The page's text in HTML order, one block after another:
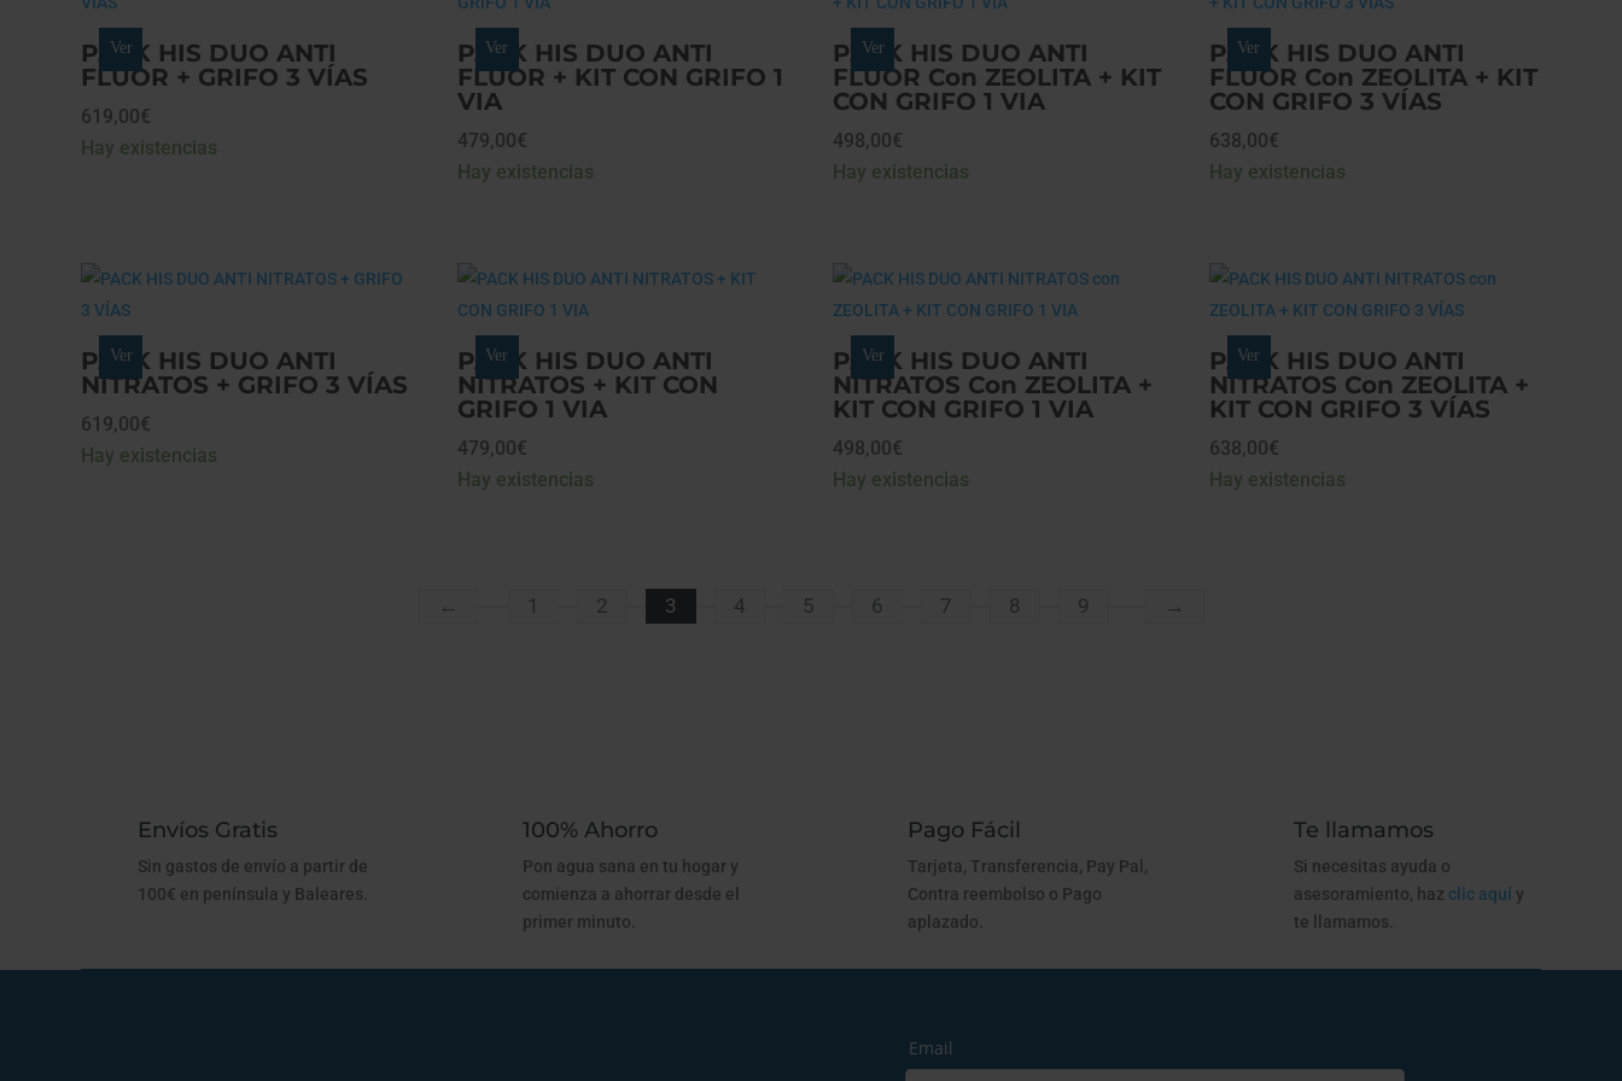
PACK HIS DUO ANTI
FLÚOR + GRIFO 3 VÍAS
619,00€
Hay existencias
Ver
PACK HIS DUO ANTI
FLÚOR + KIT CON GRIFO 1
VIA
479,00€
Hay existencias
Ver
PACK HIS DUO ANTI
FLÚOR Con ZEOLITA + KIT
CON GRIFO 1 VIA
498,00€
Hay existencias
Ver
PACK HIS DUO ANTI
FLÚOR Con ZEOLITA + KIT
CON GRIFO 3 VÍAS
638,00€
Hay existencias
Ver
PACK HIS DUO ANTI
NITRATOS + GRIFO 3 VÍAS
619,00€
Hay existencias
Ver
PACK HIS DUO ANTI
NITRATOS + KIT CON
GRIFO 1 VIA
479,00€
Hay existencias
Ver
PACK HIS DUO ANTI
NITRATOS Con ZEOLITA +
KIT CON GRIFO 1 VIA
498,00€
Hay existencias
Ver
PACK HIS DUO ANTI
NITRATOS Con ZEOLITA +
KIT CON GRIFO 3 VÍAS
638,00€
Hay existencias
Ver
← 1 2 3 4 5 6 7 8 9 →
Envíos Gratis
Sin gastos de envío a partir de
100€ en península y Baleares.
100% Ahorro
Pon agua sana en tu hogar y
comienza a ahorrar desde el
primer minuto.
Pago Fácil
Tarjeta, Transferencia, Pay Pal,
Contra reembolso o Pago
aplazado.
Te llamamos
Si necesitas ayuda o
asesoramiento, haz clic aquíy
te llamamos.